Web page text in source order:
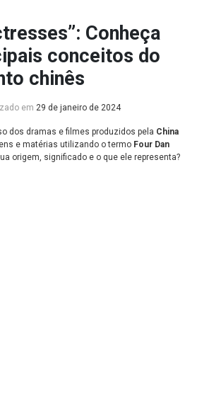
Conheça
conceitos do
chinês
em 29 de janeiro de 2024
dos dramas e filmes produzidos pela China
e matérias utilizando o termo Four Dan
origem, significado e o que ele representa?